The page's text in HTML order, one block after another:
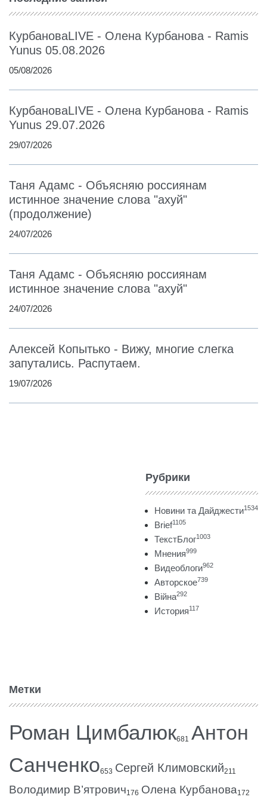
КурбановаLIVE - Олена Курбанова - Ramis
Yunus 05.08.2026
05/08/2026
КурбановаLIVE - Олена Курбанова - Ramis
Yunus 29.07.2026
29/07/2026
Таня Адамс - Объясняю россиянам
истинное значение слова "ахуй"
(продолжение)
24/07/2026
Таня Адамс - Объясняю россиянам
истинное значение слова "ахуй"
24/07/2026
Алексей Копытько - Вижу, многие слегка
запутались. Распутаем.
19/07/2026
Рубрики
Новини та Дайджести1534
Brief1105
ТекстБлог1003
Мнения999
Видеоблоги962
Авторское739
Війна292
История117
Метки
Роман Цимбалюк681 Антон
Санченко653 Сергей Климовский211
Володимир В’ятрович176 Олена Курбанова172